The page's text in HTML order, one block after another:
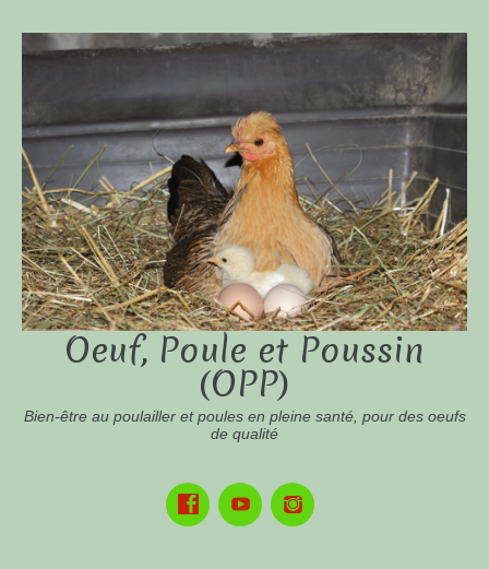
Oeuf, Poule et Poussin
(OPP)
Bien-être au poulailler et poules en pleine santé, pour des oeufs
de qualité